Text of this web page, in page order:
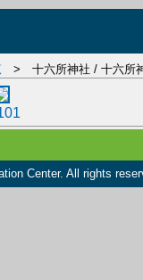
> 十六所神社 / 十六所
Center. All rights